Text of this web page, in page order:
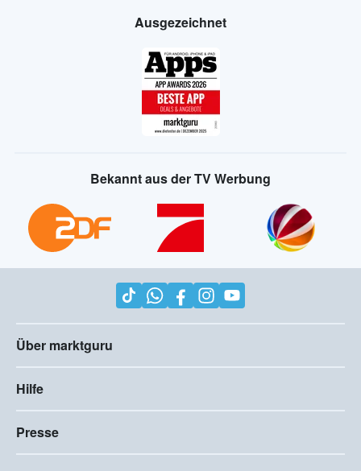
Ausgezeichnet
Bekannt aus der TV Werbung
Über marktguru
Hilfe
Presse